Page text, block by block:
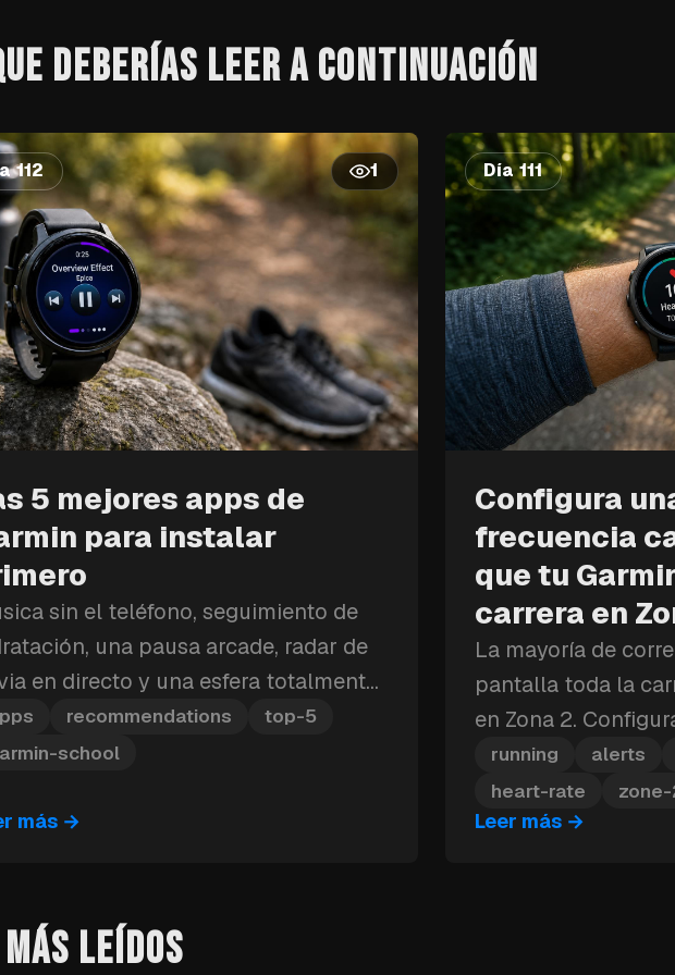
DEBERÍAS LEER A CONTINUACIÓN
112 1
5 mejores apps de
para instalar
sin el teléfono, seguimiento de
una pausa arcade, radar de
en directo y una esfera totalmente
estas son las cinco apps
Garmin que debes instalar primero.
recommendations
top-5
school
más →
Día 111
Configura
frecuencia
que tu
carrera en
La mayoría de
pantalla toda la
en Zona 2.
alerta de
vibrará en cuanto
running
alerts
heart-rate
Leer más→
LEÍDOS